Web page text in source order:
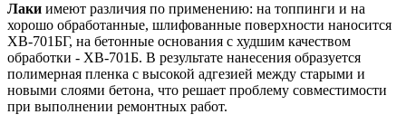
Лаки имеют различия по применению: на топпинги и на
хорошо обработанные, шлифованные поверхности наносится
ХВ-701БГ, на бетонные основания с худшим качеством
обработки - ХВ-701Б. В результате нанесения образуется
полимерная пленка с высокой адгезией между старыми и
новыми слоями бетона, что решает проблему совместимости
при выполнении ремонтных работ.